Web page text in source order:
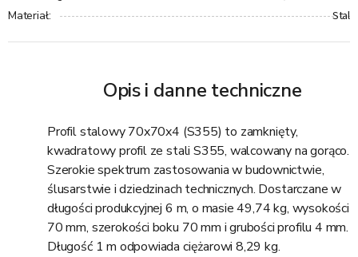
Materiał: Stal
Opis i danne techniczne
Profil stalowy 70x70x4 (S355) to zamknięty,
kwadratowy profil ze stali S355, walcowany na gorąco.
Szerokie spektrum zastosowania w budownictwie,
ślusarstwie i dziedzinach technicznych. Dostarczane w
długości produkcyjnej 6 m, o masie 49,74 kg, wysokości
70 mm, szerokości boku 70 mm i grubości profilu 4 mm.
Długość 1 m odpowiada ciężarowi 8,29 kg.